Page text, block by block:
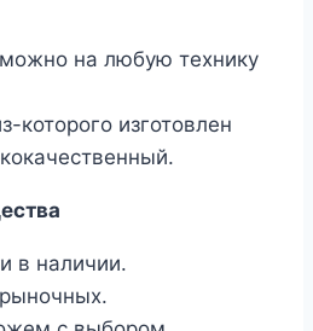
на любую технику
изготовлен
в наличии.